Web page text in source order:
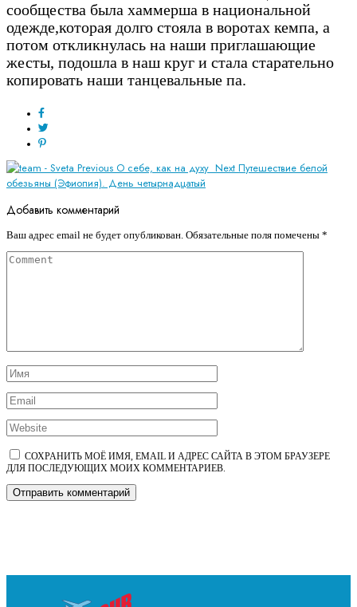
сообщества была хаммерша в национальной
одежде,которая долго стояла в воротах кемпа, а
потом откликнулась на наши приглашающие
жесты, подошла в наш круг и стала старательно
копировать наши танцевальные па.
Previous О себе, как на духу Next Путешествие белой
обезьяны (Эфиопия). День четырнадцатый
Добавить комментарий
Ваш адрес email не будет опубликован. Обязательные поля помечены *
СОХРАНИТЬ МОЁ ИМЯ, EMAIL И АДРЕС САЙТА В ЭТОМ БРАУЗЕРЕ
ДЛЯ ПОСЛЕДУЮЩИХ МОИХ КОММЕНТАРИЕВ.